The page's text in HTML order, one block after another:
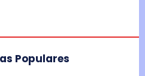
Populares